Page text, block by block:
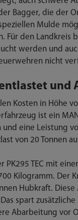
Bagger, die der
Mulde
Für den Landkreis
werden und
nicht
und
Kosten in Höhe
ist ein
eine Leistung
von 20 Tonnen
PK295 TEC mit
Kilogramm. Der
Hubkraft.
spart
Abarbeitung